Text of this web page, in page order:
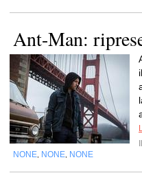
Ant-Man:
NONE NONE NONE